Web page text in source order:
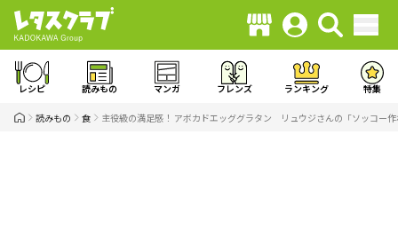
レシピ 読みもの マンガ フレンズ ランキング 特集
読みもの 食 主役級の満足感！ アボカドエッググラタン リュウジさんの「ソッコー